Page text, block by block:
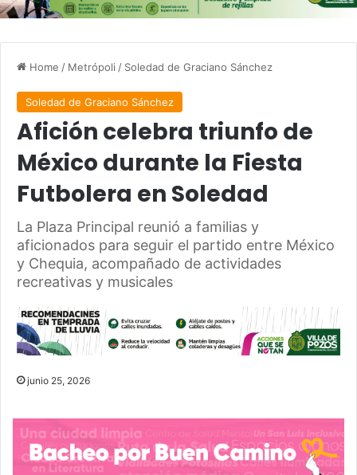
Home / Metrópoli / Soledad de Graciano Sánchez
Soledad de Graciano Sánchez
Afición celebra triunfo de
México durante la Fiesta
Futbolera en Soledad
La Plaza Principal reunió a familias y
aficionados para seguir el partido entre México
y Chequia, acompañado de actividades
recreativas y musicales
junio 25, 2026